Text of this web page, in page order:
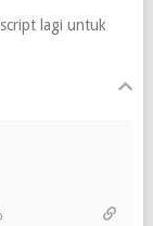
lagi untuk